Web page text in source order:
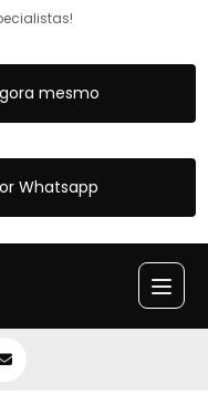
mesmo
Whatsapp